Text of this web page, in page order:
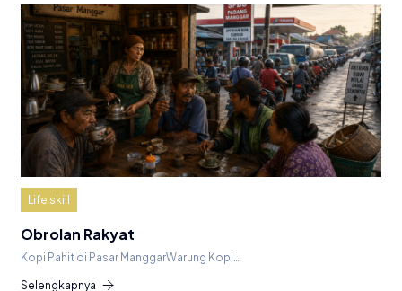
Life skill
Obrolan Rakyat
Kopi Pahit di Pasar ManggarWarung Kopi…
Selengkapnya